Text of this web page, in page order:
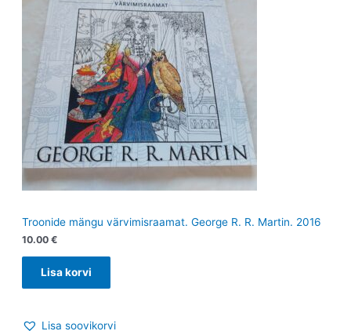
Troonide mängu värvimisraamat. George R. R. Martin. 2016
10.00 €
Lisa korvi
Lisa soovikorvi